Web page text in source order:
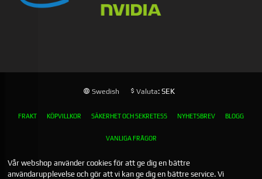
Swedish Valuta: SEK
FRAKT KÖPVILLKOR SÄKERHET OCH SEKRETESS NYHETSBREV BLOGG
VANLIGA FRÅGOR
Vår webshop använder cookies för att ge dig en bättre
användarupplevelse och gör att vi kan ge dig en bättre service. Vi